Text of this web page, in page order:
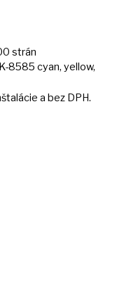
strán
8585 cyan, yellow,
a bez DPH.